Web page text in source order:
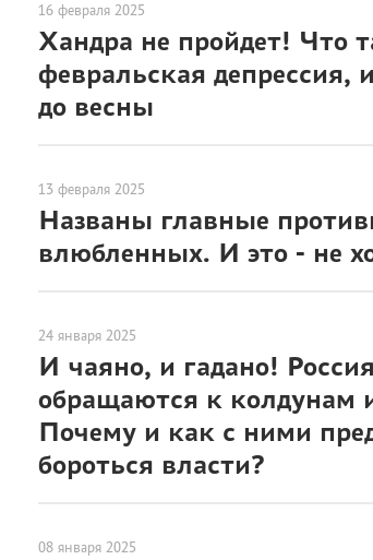
16 февраля 2025
Хандра не пройдет! Что
февральская депрессия,
до весны
13 февраля 2025
Названы главные
влюбленных. И это - не
24 января 2025
И чаяно, и гадано!
обращаются к колдунам
Почему и как с ними
бороться власти?
08 января 2025